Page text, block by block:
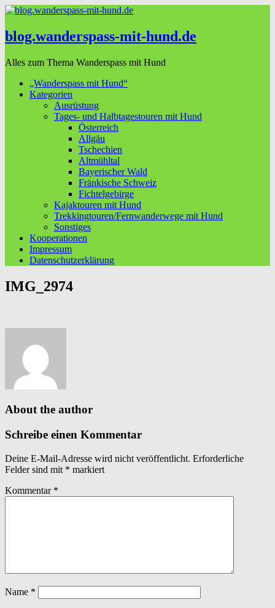
blog.wanderspass-mit-hund.de
Alles zum Thema Wanderspass mit Hund
„Wanderspass mit Hund“
Kategorien
Ausrüstung
Tages- und Halbtagestouren mit Hund
Österreich
Allgäu
Tschechien
Altmühltal
Bayerischer Wald
Fränkische Schweiz
Fichtelgebirge
Kajaktouren mit Hund
Trekkingtouren/Fernwanderwege mit Hund
Sonstiges
Kooperationen
Impressum
Datenschutzerklärung
IMG_2974
About the author
Schreibe einen Kommentar
Deine E-Mail-Adresse wird nicht veröffentlicht. Erforderliche
Felder sind mit * markiert
Kommentar *
Name *